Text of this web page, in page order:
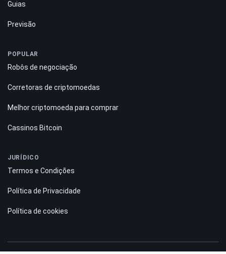
Guias
Previsão
POPULAR
Robôs de negociação
Corretoras de criptomoedas
Melhor criptomoeda para comprar
Cassinos Bitcoin
JURÍDICO
Termos e Condições
Política de Privacidade
Política de cookies